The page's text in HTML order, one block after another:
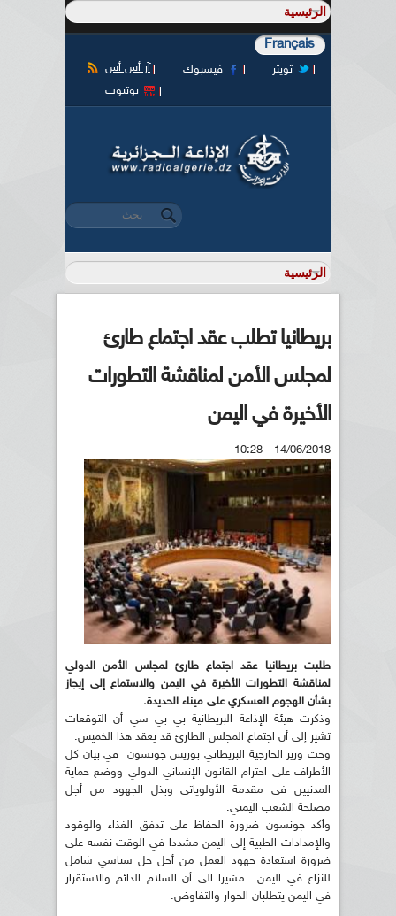
Français
آر أس أس فيسبوك
تويتر
يوتيوب
استمارة البحث
‏بحث ‏
بريطانيا تطلب عقد اجتماع طارئ
لمجلس الأمن لمناقشة التطورات
الأخيرة في اليمن
14/06/2018 - 10:28
طلبت بريطانيا عقد اجتماع طارئ لمجلس الأمن الدولي
لمناقشة التطورات الأخيرة في اليمن والاستماع إلى إيجاز
بشأن الهجوم العسكري على ميناء الحديدة.
وذكرت هيئة الإذاعة البريطانية بي بي سي أن التوقعات
تشير إلى أن اجتماع المجلس الطارئ قد يعقد هذا الخميس.
وحث وزير الخارجية البريطاني بوريس جونسون في بيان كل
الأطراف على احترام القانون الإنساني الدولي ووضع حماية
المدنيين في مقدمة الأولوياتي وبذل الجهود من أجل
مصلحة الشعب اليمني.
وأكد جونسون ضرورة الحفاظ على تدفق الغذاء والوقود
والإمدادات الطبية إلى اليمن مشددا في الوقت نفسه على
ضرورة استعادة جهود العمل من أجل حل سياسي شامل
للنزاع في اليمن.. مشيرا الى أن السلام الدائم والاستقرار
في اليمن يتطلبان الحوار والتفاوض.